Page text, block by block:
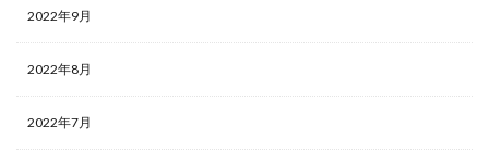
2022年9月
2022年8月
2022年7月